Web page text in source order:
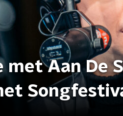
met Aan De